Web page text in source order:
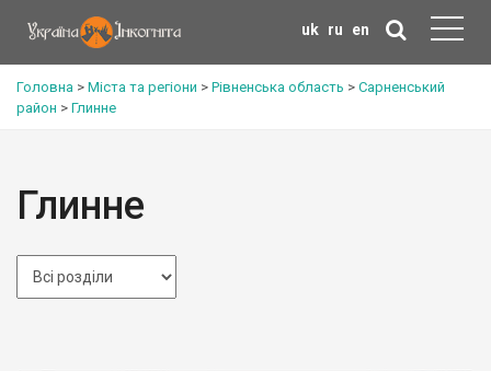
uk ru en
Головна > Міста та регіони > Рівненська область > Сарненський
район > Глинне
Глинне